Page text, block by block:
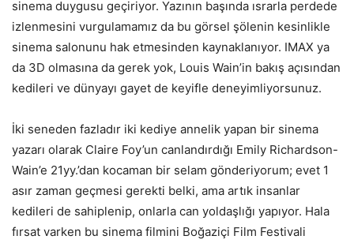
sinema duygusu geçiriyor. Yazının başında ısrarla perdede
izlenmesini vurgulamamız da bu görsel şölenin kesinlikle
sinema salonunu hak etmesinden kaynaklanıyor. IMAX ya
da 3D olmasına da gerek yok, Louis Wain’in bakış açısından
kedileri ve dünyayı gayet de keyifle deneyimliyorsunuz.
İki seneden fazladır iki kediye annelik yapan bir sinema
yazarı olarak Claire Foy’un canlandırdığı Emily Richardson-
Wain’e 21yy.’dan kocaman bir selam gönderiyorum; evet 1
asır zaman geçmesi gerekti belki, ama artık insanlar
kedileri de sahiplenip, onlarla can yoldaşlığı yapıyor. Hala
fırsat varken bu sinema filmini Boğaziçi Film Festivali